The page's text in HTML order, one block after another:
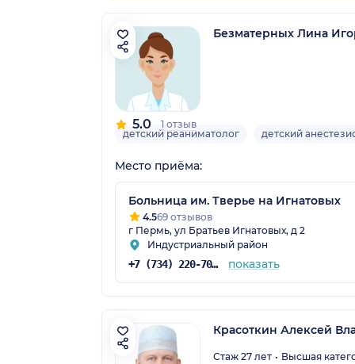
5.0 1 отзыв
Безматерных Лина
детский реаниматолог детский
Место приёма:
Больница им. Тверье на Игнатовых
4.569 отзывов
г Пермь, ул Братьев Игнатовых, д 2
Индустриальный район
+7 (734) 220-70-83 показать
Красоткин Алексей
Стаж 27 лет Высшая